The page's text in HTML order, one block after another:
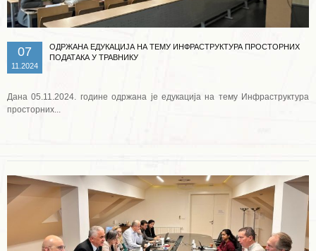
07
11.2024
ОДРЖАНА ЕДУКАЦИЈА НА ТЕМУ ИНФРАСТРУКТУРА ПРОСТОРНИХ
ПОДАТАКА У ТРАВНИКУ
Дана 05.11.2024. године одржана је едукација на тему Инфраструктура
просторних...